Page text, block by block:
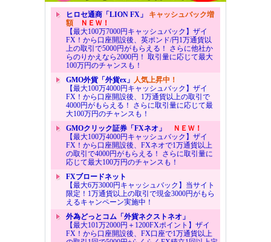
ヒロセ通商「LION FX」 キャッシュバック増
額ＮＥＷ！
【最大100万7000円キャッシュバック】ザイ
FX！から口座開設後、英ポンド/円1万通貨以
上の取引で5000円がもらえる！ さらに他社か
らのりかえなら2000円！ 取引量に応じて最大
100万円のチャンスも！
GMO外貨「外貨ex」 人気上昇中！
【最大100万4000円キャッシュバック】ザイ
FX！から口座開設後、1万通貨以上の取引で
4000円がもらえる！ さらに取引量に応じて最
大100万円のチャンスも！
GMOクリック証券「FXネオ」
ＮＥＷ！
【最大100万4000円キャッシュバック】ザイ
FX！から口座開設後、FXネオで1万通貨以上
の取引で4000円がもらえる！ さらに取引量に
応じて最大100万円のチャンスも！
FXブロードネット
【最大6万3000円キャッシュバック】当サイト
限定！1万通貨以上の取引で現金3000円がもら
えるキャンペーン実施中！
外為どっとコム「外貨ネクストネオ」
【最大101万2000円＋1200FXポイント】ザイ
FX！から口座開設後、FX口座で1万通貨以上